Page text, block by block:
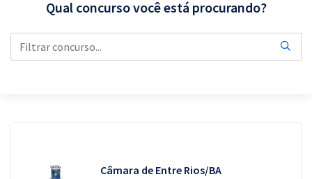
Conteúdo gratuito
Qual concurso você está procurando?
Câmara de Entre Rios/BA